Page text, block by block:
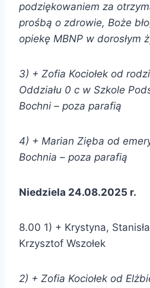
podziękowaniem za
prośbą o zdrowie, Boże
opiekę MBNP w dorosłym
3) + Zofia Kociołek od
Oddziału 0 c w Szkole
Bochni – poza parafią
4) + Marian Zięba od
Bochnia – poza parafią
Niedziela 24.08.2025 r.
8.00 1) + Krystyna,
Krzysztof Wszołek
2) + Zofia Kociołek od